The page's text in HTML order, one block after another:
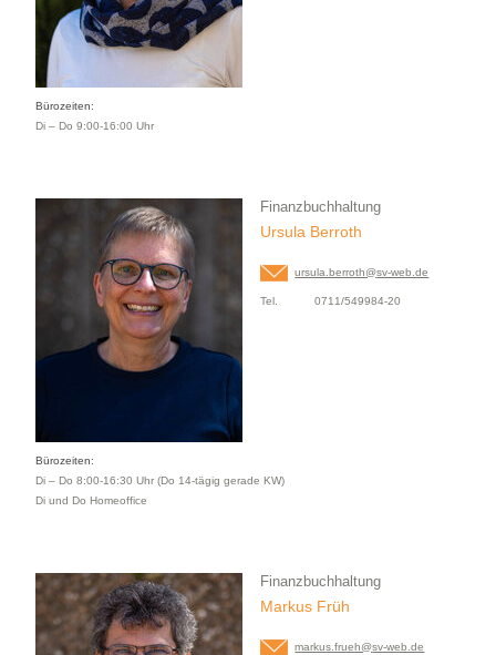
Bürozeiten:
Di – Do 9:00-16:00 Uhr
Finanzbuchhaltung
Ursula Berroth
ursula.berroth@sv-web.de
Tel. 0711/549984-20
Bürozeiten:
Di – Do 8:00-16:30 Uhr (Do 14-tägig gerade KW)
Di und Do Homeoffice
Finanzbuchhaltung
Markus Früh
markus.frueh@sv-web.de